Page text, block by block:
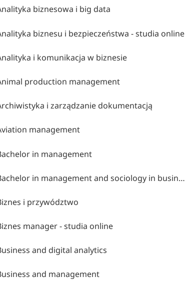
biznesowa i big data
biznesu i bezpieczeństwa - studia online
i komunikacja w biznesie
production management
i zarządzanie dokumentacją
management
in management
Bachelor in management and sociology in business and media
i przywództwo
manager - studia online
and digital analytics
and management